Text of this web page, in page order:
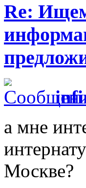
Re:
а мне
Москве?